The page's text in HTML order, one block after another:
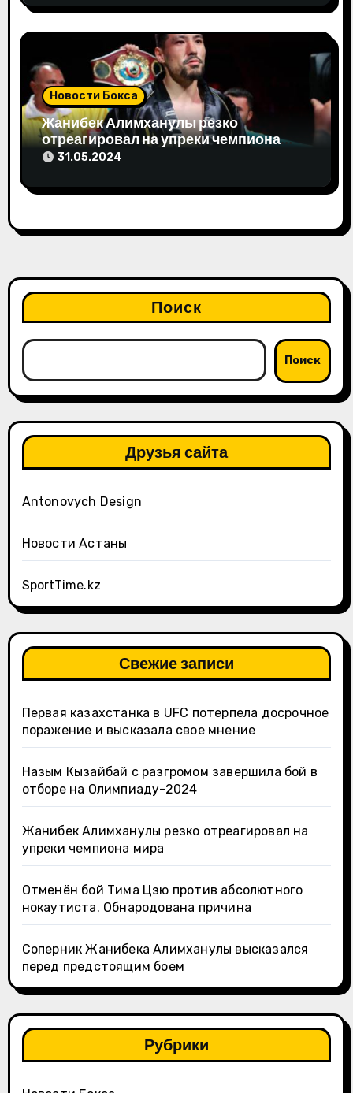
Новости Бокса
Жанибек Алимханулы резко
отреагировал на упреки чемпиона
мира
31.05.2024
Поиск
Поиск
Друзья сайта
Antonovych Design
Новости Астаны
SportTime.kz
Свежие записи
Первая казахстанка в UFC потерпела досрочное
поражение и высказала свое мнение
Назым Кызайбай с разгромом завершила бой в
отборе на Олимпиаду-2024
Жанибек Алимханулы резко отреагировал на
упреки чемпиона мира
Отменён бой Тима Цзю против абсолютного
нокаутиста. Обнародована причина
Соперник Жанибека Алимханулы высказался
перед предстоящим боем
Рубрики